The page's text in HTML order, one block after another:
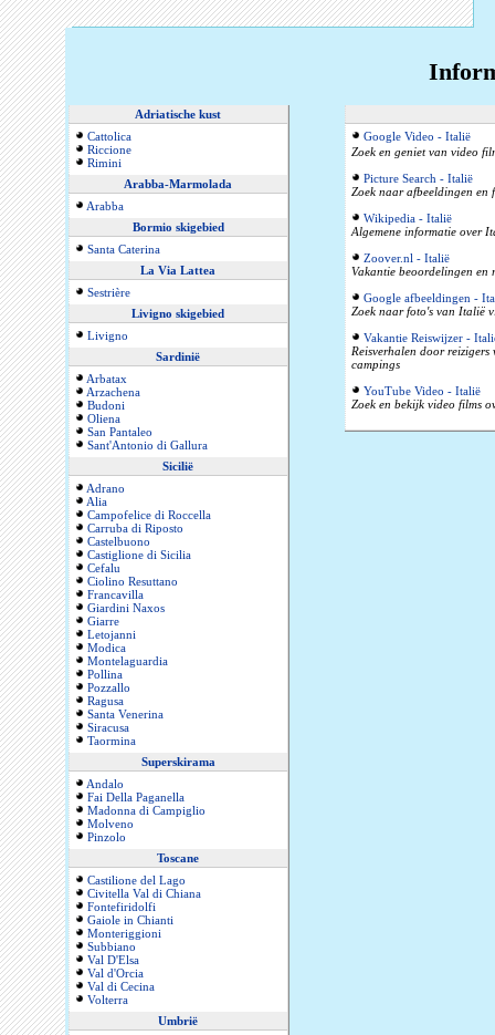
Adriatische kust
Cattolica
Riccione
Rimini
Arabba-Marmolada
Arabba
Bormio skigebied
Santa Caterina
La Via Lattea
Sestrière
Livigno skigebied
Livigno
Sardinië
Arbatax
Arzachena
Budoni
Oliena
San Pantaleo
Sant'Antonio di Gallura
Sicilië
Adrano
Alia
Campofelice di Roccella
Carruba di Riposto
Castelbuono
Castiglione di Sicilia
Cefalu
Ciolino Resuttano
Francavilla
Giardini Naxos
Giarre
Letojanni
Modica
Montelaguardia
Pollina
Pozzallo
Ragusa
Santa Venerina
Siracusa
Taormina
Superskirama
Andalo
Fai Della Paganella
Madonna di Campiglio
Molveno
Pinzolo
Toscane
Castilione del Lago
Civitella Val di Chiana
Fontefiridolfi
Gaiole in Chianti
Monteriggioni
Subbiano
Val D'Elsa
Val d'Orcia
Val di Cecina
Volterra
Umbrië
Google Video - Italië
Zoek en geniet van video
Picture Search - Italië
Zoek naar afbeeldingen en
Wikipedia - Italië
Algemene informatie over
Zoover.nl - Italië
Vakantie beoordelingen en
Google afbeeldingen -
Zoek naar foto's van Italië
Vakantie Reiswijzer -
Reisverhalen door reizigers
campings
YouTube Video - Italië
Zoek en bekijk video films